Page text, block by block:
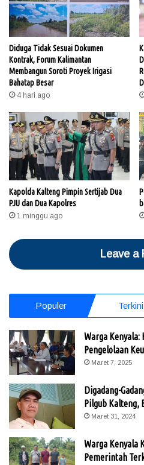
Diduga Tidak Sesuai Dokumen
Kontrak, Forum Kalimantan
Membangun Soroti Proyek Irigasi
Bahatap Besar
4 hari ago
Kapolda Kalteng Pimpin Sertijab Dua
PJU dan Dua Kapolres
1 minggu ago
Leave a
Populer Terkini
Warga Kenyala:
Pengelolaan
Maret 7, 2025
Digadang-
Pilgub Kalteng,
Maret 31, 2024
Warga Kenyala
Pemerintah